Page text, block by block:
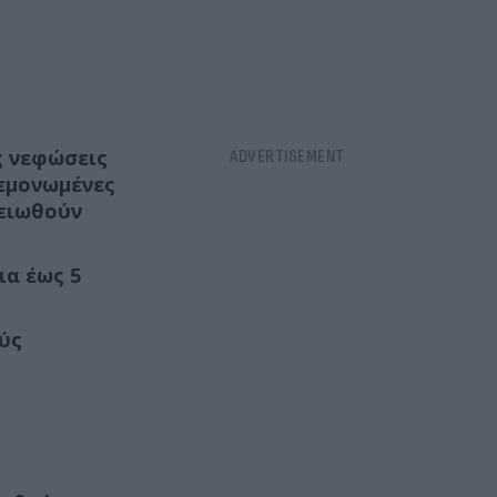
νεφώσεις
έως 5